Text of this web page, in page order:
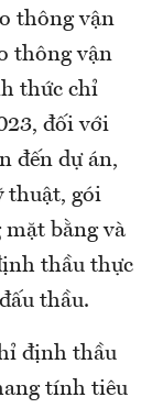
thông vận
thông vận
thức chỉ
đối với
đến dự án,
thuật, gói
bằng và
thầu thực
thầu.
định thầu
tính tiêu